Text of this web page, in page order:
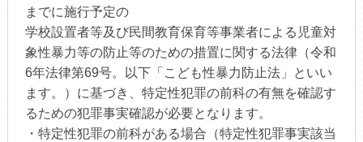
までに施行予定の
学校設置者等及び民間教育保育等事業者による児童対
象性暴力等の防止等のための措置に関する法律（令和
6年法律第69号。以下「こども性暴力防止法」といい
ます。）に基づき、特定性犯罪の前科の有無を確認す
るための犯罪事実確認が必要となります。
・特定性犯罪の前科がある場合（特定性犯罪事実該当